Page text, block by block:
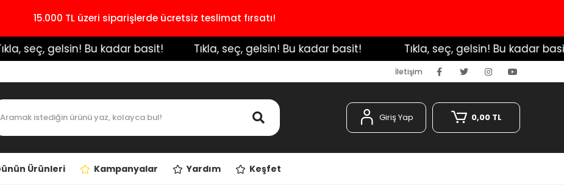
15.000 TL üzeri siparişlerde ücretsiz teslimat fırsatı!
seç, gelsin! Bu kadar basit! ️ Tıkla, seç, gelsin! Bu kadar basit! ️ Tıkla, seç, gelsin! Bu kadar basit!
İletişim
Giriş Yap 0,00 TL
Ürünleri Kampanyalar Yardım Keşfet